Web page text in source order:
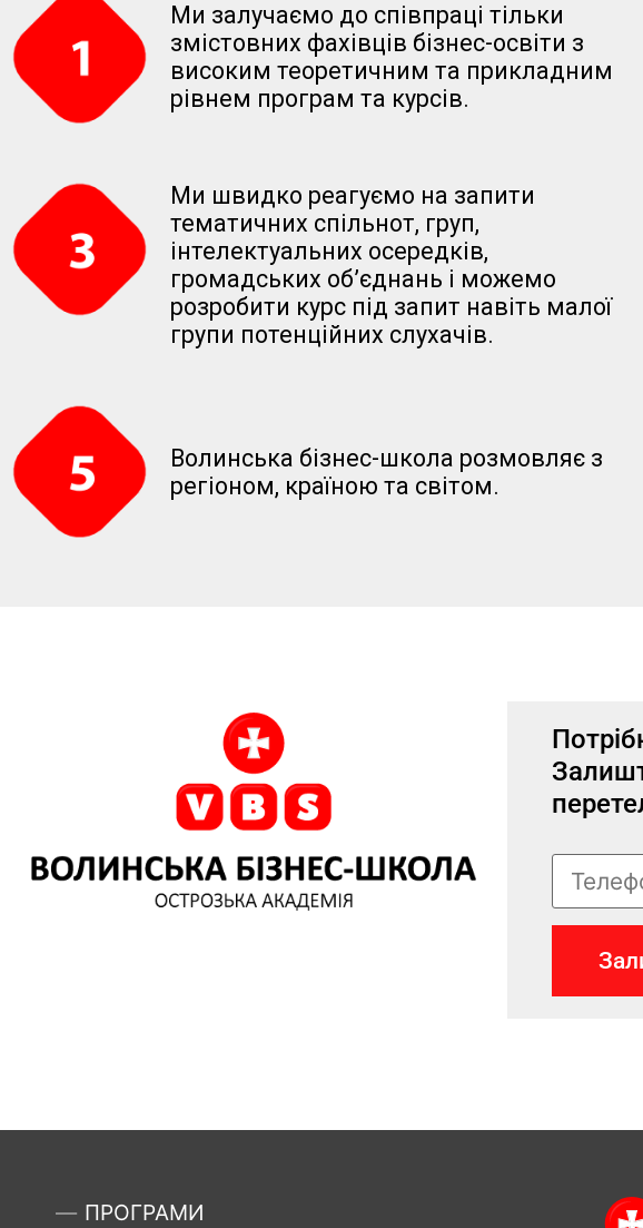
Ми залучаємо до співпраці тільки
змістовних фахівців бізнес-освіти з
високим теоретичним та прикладним
рівнем програм та курсів.
Ми швидко реагуємо на запити
тематичних спільнот, груп,
інтелектуальних осередків,
громадських об’єднань і можемо
розробити курс під запит навіть малої
групи потенційних слухачів.
Волинська бізнес-школа розмовляє з
регіоном, країною та світом.
ПРОГРАМИ